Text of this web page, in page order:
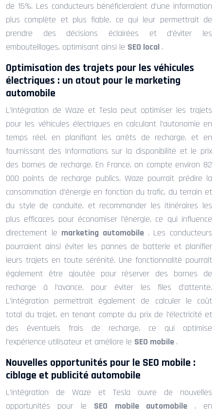
de 15%. Les conducteurs bénéficieraient d’une information
plus complète et plus fiable, ce qui leur permettrait de
prendre des décisions éclairées et d’éviter les
embouteillages, optimisant ainsi le SEO local .
Optimisation des trajets pour les véhicules
électriques : un atout pour le marketing
automobile
L’intégration de Waze et Tesla peut optimiser les trajets
pour les véhicules électriques en calculant l’autonomie en
temps réel, en planifiant les arrêts de recharge, et en
fournissant des informations sur la disponibilité et le prix
des bornes de recharge. En France, on compte environ 82
000 points de recharge publics. Waze pourrait prédire la
consommation d’énergie en fonction du trafic, du terrain et
du style de conduite, et recommander les itinéraires les
plus efficaces pour économiser l’énergie, ce qui influence
directement le marketing automobile . Les conducteurs
pourraient ainsi éviter les pannes de batterie et planifier
leurs trajets en toute sérénité. Une fonctionnalité pourrait
également être ajoutée pour réserver des bornes de
recharge à l’avance, pour éviter les files d’attente.
L’intégration permettrait également de calculer le coût
total du trajet, en tenant compte du prix de l’électricité et
des éventuels frais de recharge, ce qui optimise
l’expérience utilisateur et améliore le SEO mobile .
Nouvelles opportunités pour le SEO mobile :
ciblage et publicité automobile
L’intégration de Waze et Tesla ouvre de nouvelles
opportunités pour le SEO mobile automobile , en